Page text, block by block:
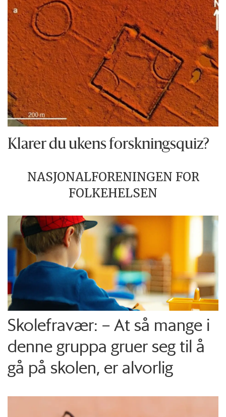
Klarer du ukens forskningsquiz?
NASJONALFORENINGEN FOR
FOLKEHELSEN
Skolefravær: – At så mange i
denne gruppa gruer seg til å
gå på skolen, er alvorlig